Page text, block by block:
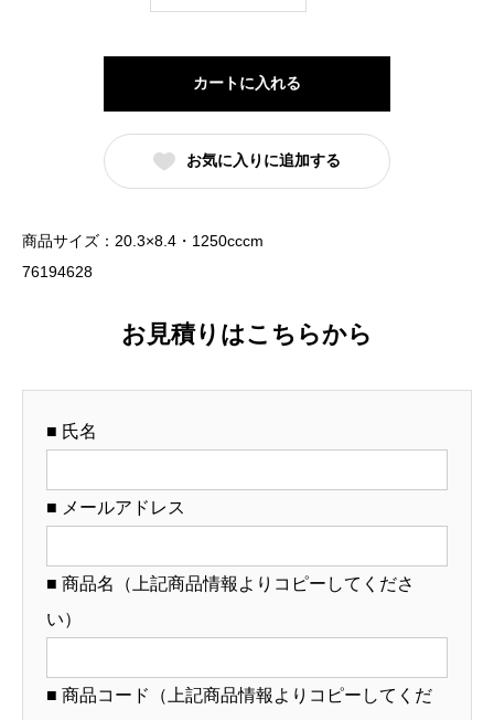
21cm
丼
（名
オ
ん
ぶ
り
【12-
カートに入れる
お気に入りに追加する
商品サイズ：20.3×8.4・1250cccm
76194628
お見積りはこちらから
■ 氏名
■ メールアドレス
■ 商品名（上記商品情報よりコピーしてくださ
い）
■ 商品コード（上記商品情報よりコピーしてくだ